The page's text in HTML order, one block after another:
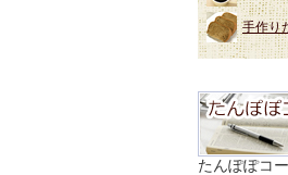
手作り
たんぽぽコ